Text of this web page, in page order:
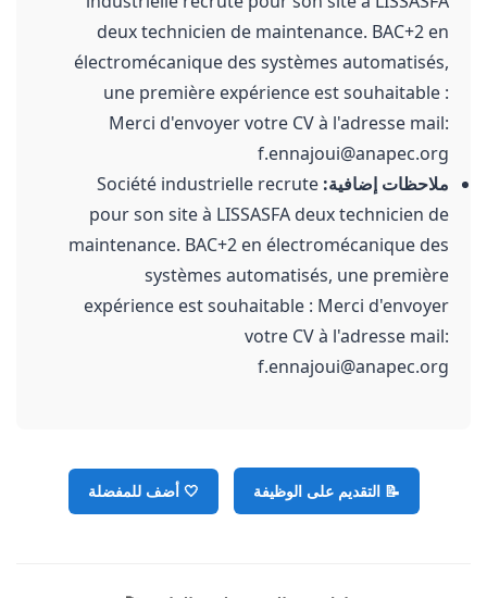
deux technicien de maintenance. BAC+2 en
électromécanique des systèmes automatisés,
une première expérience est souhaitable :
Merci d'envoyer votre CV à l'adresse mail:
f.ennajoui@anapec.org
ملاحظات إضافية: Société industrielle recrute
pour son site à LISSASFA deux technicien de
maintenance. BAC+2 en électromécanique des
systèmes automatisés, une première
expérience est souhaitable : Merci d'envoyer
votre CV à l'adresse mail:
f.ennajoui@anapec.org
📝 التقديم على الوظيفة 🤍 أضف للمفضلة